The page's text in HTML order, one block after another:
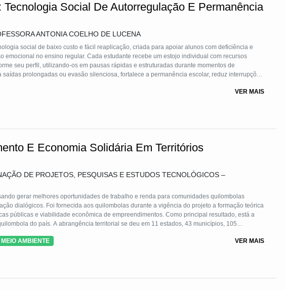
Tecnologia Social De Autorregulação E Permanência
ANTONIA COELHO DE LUCENA
social de baixo custo e fácil reaplicação, criada para apoiar alunos com deficiência e
emocional no ensino regular. Cada estudante recebe um estojo individual com recursos
seu perfil, utilizando-os em pausas rápidas e estruturadas durante momentos de
prolongadas ou evasão silenciosa, fortalece a permanência escolar, reduz interrupções
VER MAIS
E Economia Solidária Em Territórios
DE PROJETOS, PESQUISAS E ESTUDOS TECNOLÓGICOS –
gerar melhores oportunidades de trabalho e renda para comunidades quilombolas
dialógicos. Foi fornecida aos quilombolas durante a vigência do projeto a formação teórica
públicas e viabilidade econômica de empreendimentos. Como principal resultado, está a
se deu em 11 estados, 43 municípios, 105
MEIO AMBIENTE VER MAIS